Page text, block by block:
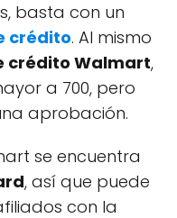
basta con un
crédito. Al mismo
crédito Walmart,
a 700, pero
aprobación.
se encuentra
, así que puede
con la